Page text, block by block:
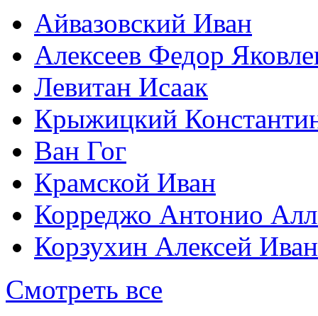
Айвазовский Иван
Алексеев Федор
Левитан Исаак
Крыжицкий
Ван Гог
Крамской Иван
Корреджо Антонио
Корзухин Алексей
Смотреть все